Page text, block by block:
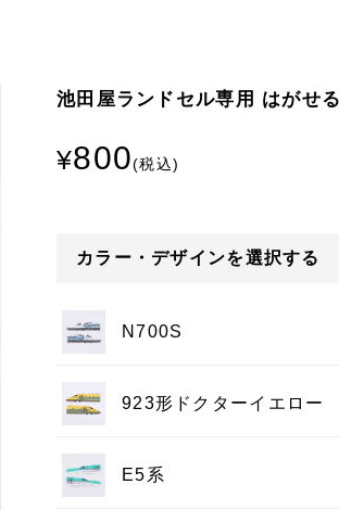
池田屋ランドセル専用 はがせ
800
カラー・デザインを選択する
N700S
923形ドクターイエロー
E5系